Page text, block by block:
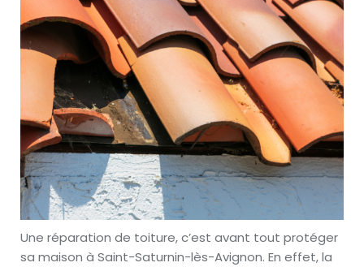
Une réparation de toiture, c’est avant tout protéger
sa maison à Saint-Saturnin-lès-Avignon. En effet, la